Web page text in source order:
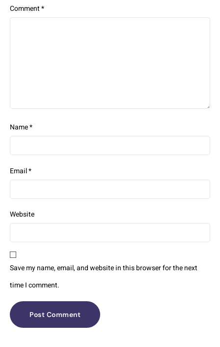
Comment*
Name*
Email*
Website
Save my name, email, and website in this browser for the next
time I comment.